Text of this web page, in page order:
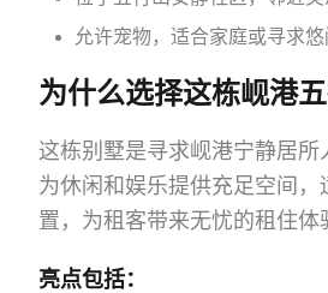
允许宠物，适合家庭或寻求
为什么选择这栋岘港
这栋别墅是寻求岘港宁静居
为休闲和娱乐提供充足空间
置，为租客带来无忧的租住体
亮点包括：